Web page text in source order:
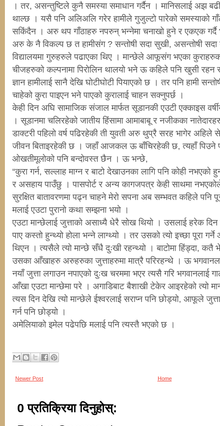
। तर, असन्तुष्टिले कुनै समस्या समाधान गर्दैन । मानिसलाई अझ बढी
थाल्छ । यसै पनि अलिअलि गरेर हामीले गुजुल्टो पारेको समस्याको
सकिंदैन । अरु थप गाँठाहरु नपरुन् भन्नेमा चनाखो हुने र एकएक गर्दै
अरु के नै विकल्प छ त हामीसंग ? सन्तोषी सदा सुखी, असन्तोषी सदा
विद्यालयमा गुरुहरुले पढाएका थिए । मान्छेले आफूसंग भएका
चीजहरुको कल्पनामा पिरोलिन थालयो भने ऊ कहिले पनि खुसी
ज्ञान हामीलाई सानै देखि घोटीघोटी पियाएको छ । तर पनि हामी
चाहेको कुरा पाइएन भने पाएको कुरालाई चाहन सक्नुपर्छ ।
केही दिन अघि सामाजिक संजाल मार्फत सूडानकी एउटी एक्काइस
। सूडानमा चलिरहेको जातीय हिंसामा आमाबाबू र नजीकका नातेदारहरु
डाक्टरी पहिलो वर्ष पढिरहेकी ती युवती अरु थुप्रै सरह भागेर अहिले
जीवन बिताइरहेकी छ । जहाँ आजकल ऊ बाँचिरहेकी छ, त्यहाँ पिउने
ओखतीमूलोको पनि बन्दोवस्त छैन । ऊ भन्छे,
“कुरा गर्न, सल्लाह माग्न र बाटो देखाउनका लागि पनि कोही नभएको
र असहाय पाउँछु । पासपोर्ट र अन्य कागजपत्र केही साथमा
सुरक्षित बातावरणमा पढ्न चाहने मेरो सपना अब सम्भवत कहिले पनि
मलाई एउटा पुरानो कथा सम्झना भयो ।
एउटा मान्छेलाई जुत्ताको असाध्यै धेरै सोख थियो । उसलाई हरेक दिन
पाए कस्तो हुन्थ्यो होला भन्ने लाग्थ्यो । तर उसको त्यो इच्छा पूरा
थिएन । त्यसैले त्यो मान्छे सँधै दुःखी रहन्थ्यो । बाटोमा हिंड्दा, कतै
उसका आँखाहरु अरुहरुका जुत्ताहरुमा मात्रै परिरहन्थे । ऊ
नयाँ जुत्ता लगाउन नपाएको दुःख चरममा भएर त्यसै गरि भगवानलाई
आँखा एउटा मान्छेमा परे । अगाडिबाट बैशाखी टेकेर आइरहेको त्यो
त्यस दिन देखि त्यो मान्छेले ईश्वरलाई सराप्न पनि छोड्यो, आफूले
गर्न पनि छोड्यो ।
अमेलियाको इमेल पढेपछि मलाई पनि त्यस्तै भएको छ ।
Newer Post Home
0 प्रतिक्रिया दिनुहोस्: